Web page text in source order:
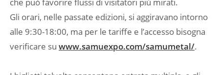
Gli orari, nelle passate edizioni, si aggiravano intorno
alle 9:30-18:00, ma per le tariffe e l’accesso bisogna
verificare su www.samuexpo.com/samumetal/.